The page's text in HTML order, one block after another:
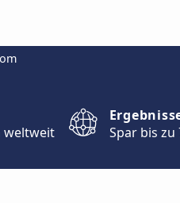
weltweit
Spar bis zu